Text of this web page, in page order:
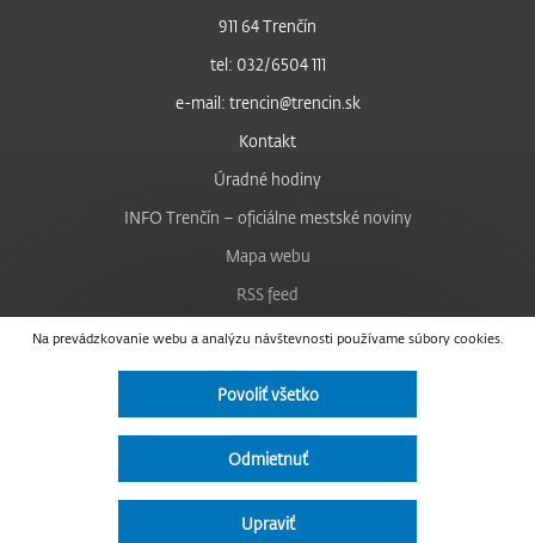
Na prevádzkovanie webu a analýzu návštevnosti používame súbory cookies.
Povoliť všetko
Odmietnuť
Upraviť
911 64 Trenčín
tel: 032/6504 111
e-mail: trencin@trencin.sk
Kontakt
Úradné hodiny
INFO Trenčín – oficiálne mestské noviny
Mapa webu
RSS feed
Nastavenie cookies
Facebook
Instagram
Vyhlásenie o prístupnosti